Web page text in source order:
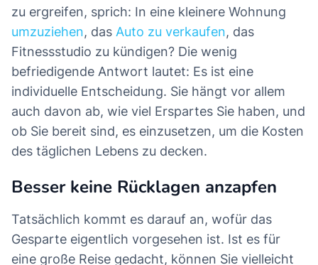
zu ergreifen, sprich: In eine kleinere Wohnung
umzuziehen, das Auto zu verkaufen, das
Fitnessstudio zu kündigen? Die wenig
befriedigende Antwort lautet: Es ist eine
individuelle Entscheidung. Sie hängt vor allem
auch davon ab, wie viel Erspartes Sie haben, und
ob Sie bereit sind, es einzusetzen, um die Kosten
des täglichen Lebens zu decken.
Besser keine Rücklagen anzapfen
Tatsächlich kommt es darauf an, wofür das
Gesparte eigentlich vorgesehen ist. Ist es für
eine große Reise gedacht, können Sie vielleicht